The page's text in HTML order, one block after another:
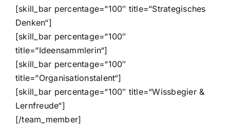
[skill_bar percentage=“100″ title=“Strategisches
Denken“]
[skill_bar percentage=“100″
title=“Ideensammlerin“]
[skill_bar percentage=“100″
title=“Organisationstalent“]
[skill_bar percentage=“100″ title=“Wissbegier &
Lernfreude“]
[/team_member]